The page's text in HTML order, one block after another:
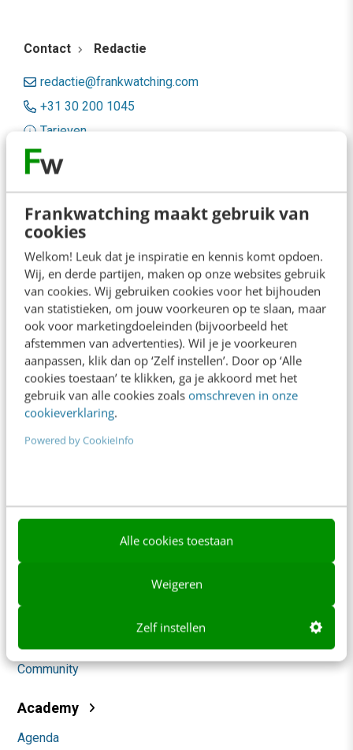
Frankwatching maakt gebruik van
cookies
Welkom! Leuk dat je inspiratie en kennis komt opdoen.
Wij, en derde partijen, maken op onze websites gebruik
van cookies. Wij gebruiken cookies voor het bijhouden
van statistieken, om jouw voorkeuren op te slaan, maar
ook voor marketingdoeleinden (bijvoorbeeld het
afstemmen van advertenties). Wil je je voorkeuren
aanpassen, klik dan op ‘Zelf instellen’. Door op ‘Alle
cookies toestaan’ te klikken, ga je akkoord met het
gebruik van alle cookies zoals omschreven in onze
cookieverklaring.
Powered by CookieInfo
Alle cookies toestaan
Weigeren
Zelf instellen
Contact Redactie
redactie@frankwatching.com
+31 30 200 1045
Tarieven
Meer contactopties
Frankwatching
Adverteren
Contact
Nieuwsbrieven
Over ons
Ons team
Werken bij
Whitepapers
Content & Communicatie
Social
Community
Academy
Agenda